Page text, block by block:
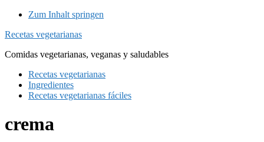
Zum Inhalt springen
Recetas vegetarianas
Comidas vegetarianas, veganas y saludables
Recetas vegetarianas
Ingredientes
Recetas vegetarianas fáciles
crema